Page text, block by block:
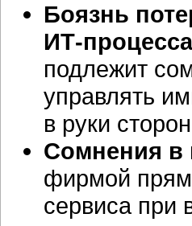
Боязнь
ИТ-
подлежит
управлять
в руки
Сомнения в
фирмой
сервиса при